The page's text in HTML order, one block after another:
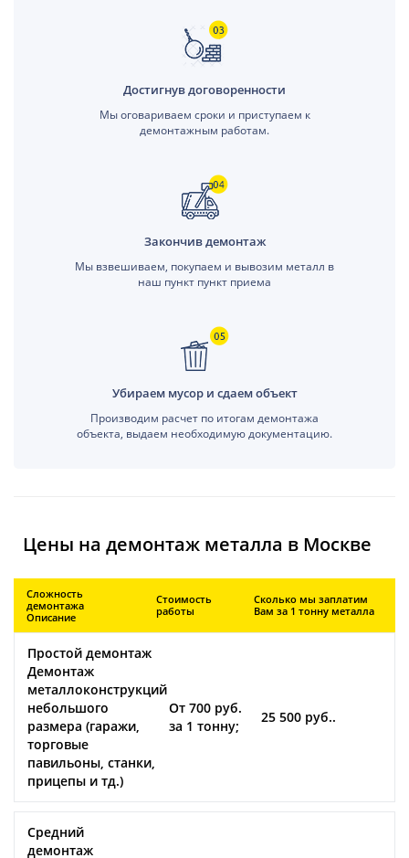
Достигнув договоренности
Мы оговариваем сроки и приступаем к
демонтажным работам.
Закончив демонтаж
Мы взвешиваем, покупаем и вывозим металл в
наш пункт пункт приема
Убираем мусор и сдаем объект
Производим расчет по итогам демонтажа
объекта, выдаем необходимую документацию.
Цены на демонтаж металла в Москве
Сложность
демонтажа
Описание
Стоимость
работы
Сколько мы заплатим
Вам за 1 тонну металла
Простой демонтаж
Демонтаж
металлоконструкций
небольшого
размера (гаражи,
торговые
павильоны, станки,
прицепы и тд.)
От 700 руб.
за 1 тонну;
25 500 руб..
Средний
демонтаж